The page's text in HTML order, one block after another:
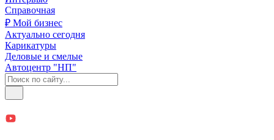
Справочная
₽ Мой бизнес
Актуально сегодня
Карикатуры
Деловые и смелые
Автоцентр "НП"